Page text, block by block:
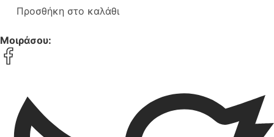
Προσθήκη στο καλάθι
Μοιράσου: